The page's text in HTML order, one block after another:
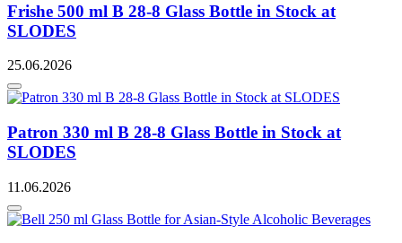
Frishe 500 ml B 28-8 Glass Bottle in Stock at
SLODES
25.06.2026
Patron 330 ml B 28-8 Glass Bottle in Stock at
SLODES
11.06.2026